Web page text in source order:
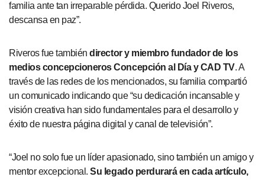
familia ante tan irreparable pérdida. Querido Joel Riveros,
descansa en paz”.
Riveros fue tambiéndirector y miembro fundador de los
medios concepcioneros Concepción al Día y CAD TV. A
través de las redes de los mencionados, su familia compartió
un comunicado indicando que “su dedicación incansable y
visión creativa han sido fundamentales para el desarrollo y
éxito de nuestra página digital y canal de televisión”.
“Joel no solo fue un líder apasionado, sino también un amigo y
mentor excepcional.Su legado perdurará en cada artículo,